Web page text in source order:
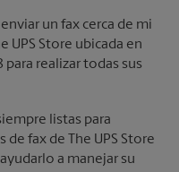
un fax cerca de mi
UPS Store ubicada en
realizar todas sus
listas para
fax de The UPS Store
a manejar su